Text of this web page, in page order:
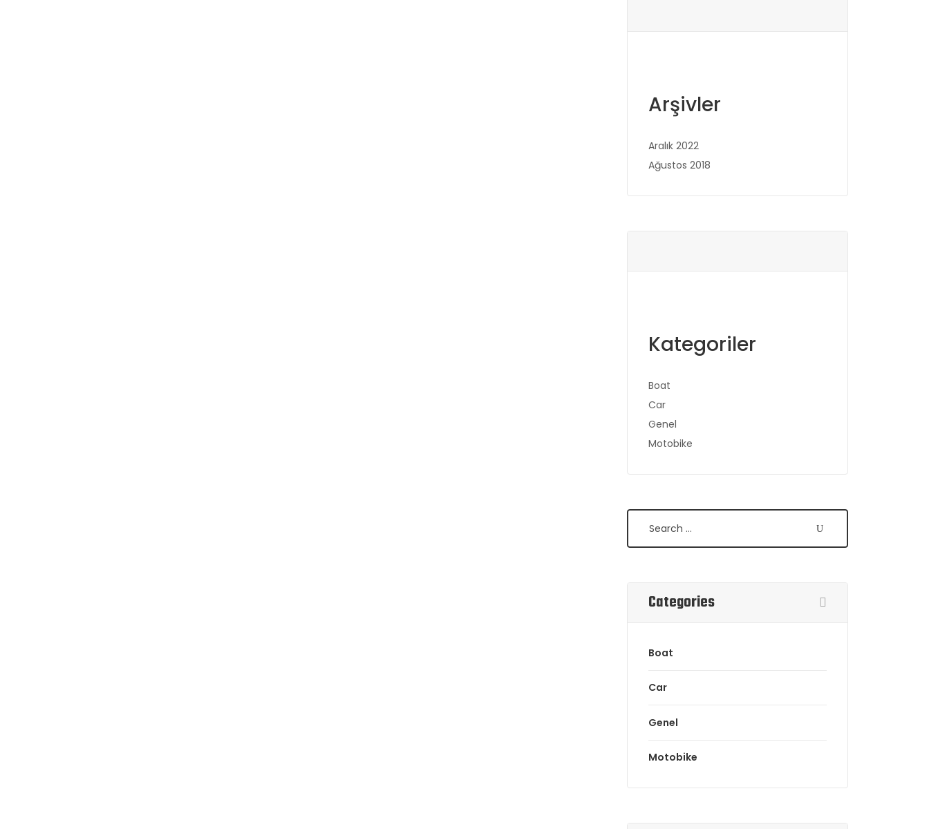
Arşivler
Aralık 2022
Ağustos 2018
Kategoriler
Boat
Car
Genel
Motobike
Categories
Boat
Car
Genel
Motobike